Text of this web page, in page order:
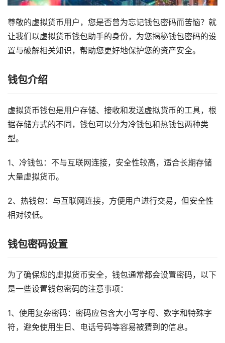
尊敬的虚拟货币用户，您是否曾为忘记钱包密码而苦恼？就
让我们以虚拟货币钱包助手的身份，为您揭秘钱包密码的设
置与破解相关知识，帮助您更好地保护您的资产安全。
钱包介绍
虚拟货币钱包是用户存储、接收和发送虚拟货币的工具，根
据存储方式的不同，钱包可以分为冷钱包和热钱包两种类
型。
1、冷钱包：不与互联网连接，安全性较高，适合长期存储
大量虚拟货币。
2、热钱包：与互联网连接，方便用户进行交易，但安全性
相对较低。
钱包密码设置
为了确保您的虚拟货币安全，钱包通常都会设置密码，以下
是一些设置钱包密码的注意事项：
1、使用复杂密码：密码应包含大小写字母、数字和特殊字
符，避免使用生日、电话号码等容易被猜到的信息。